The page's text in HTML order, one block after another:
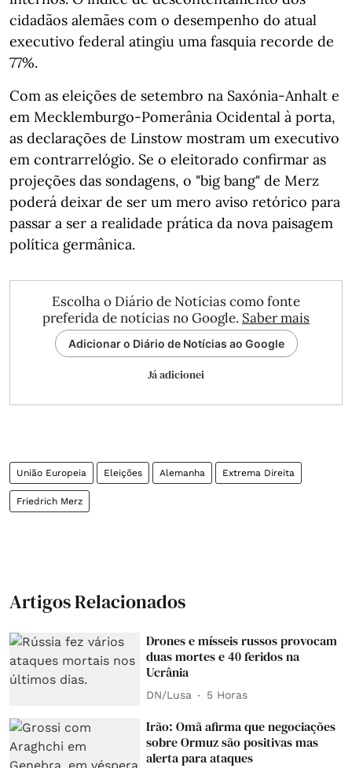
cidadãos alemães com o desempenho do atual
executivo federal atingiu uma fasquia recorde de
77%.
Com as eleições de setembro na Saxónia-Anhalt e
em Mecklemburgo-Pomerânia Ocidental à porta,
as declarações de Linstow mostram um executivo
em contrarrelógio. Se o eleitorado confirmar as
projeções das sondagens, o "big bang" de Merz
poderá deixar de ser um mero aviso retórico para
passar a ser a realidade prática da nova paisagem
política germânica.
Escolha o Diário de Notícias como fonte
preferida de notícias no Google. Saber mais
Adicionar o Diário de Notícias ao Google
Já adicionei
União Europeia Eleições Alemanha Extrema Direita
Friedrich Merz
Artigos Relacionados
Drones e mísseis russos provocam
duas mortes e 40 feridos na
Ucrânia
DN/Lusa 5 Horas
Irão: Omã afirma que negociações
sobre Ormuz são positivas mas
alerta para ataques